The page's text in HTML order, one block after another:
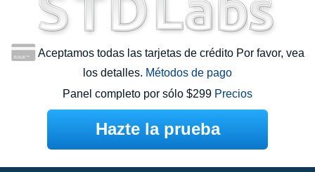
Aceptamos todas las tarjetas de crédito Por favor, vea
los detalles. Métodos de pago
Panel completo por sólo $299 Precios
Hazte la prueba